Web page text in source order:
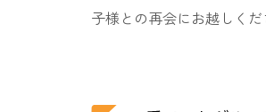
子様との再会にお越しく